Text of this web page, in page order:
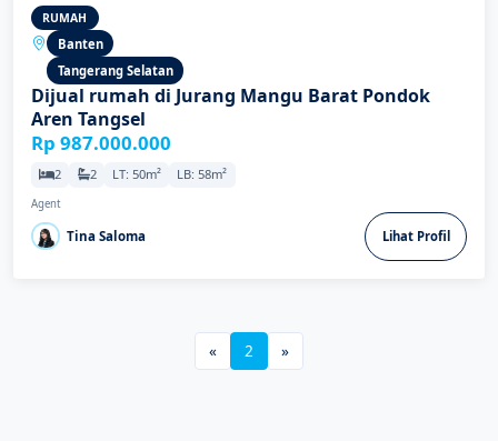
RUMAH
Banten
Tangerang Selatan
Dijual rumah di Jurang Mangu Barat Pondok
Aren Tangsel
Rp 987.000.000
2 2 LT: 50m² LB: 58m²
Agent
Tina Saloma Lihat Profil
« 2 »